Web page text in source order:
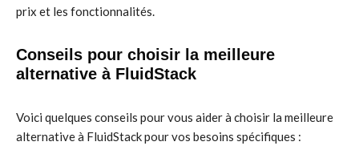
prix et les fonctionnalités.
Conseils pour choisir la meilleure
alternative à FluidStack
Voici quelques conseils pour vous aider à choisir la meilleure
alternative à FluidStack pour vos besoins spécifiques :